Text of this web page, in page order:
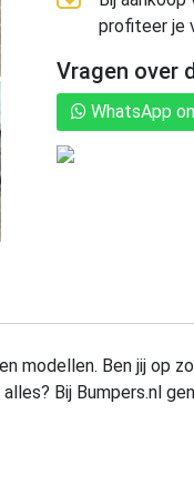
profiteer je
Vragen over
WhatsApp
modellen. Ben jij op
Bij Bumpers.nl